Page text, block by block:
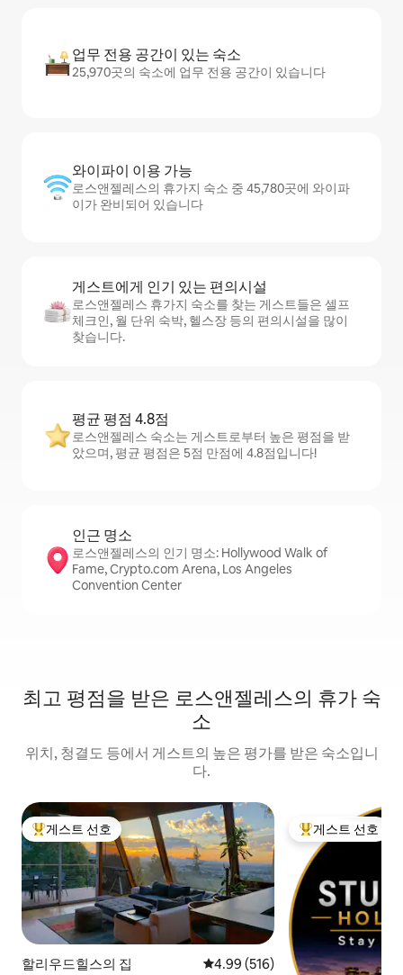
업무 전용 공간이 있는 숙소
25,970곳의 숙소에 업무 전용 공간이 있습니다
와이파이 이용 가능
로스앤젤레스의 휴가지 숙소 중 45,780곳에 와이파
이가 완비되어 있습니다
게스트에게 인기 있는 편의시설
로스앤젤레스 휴가지 숙소를 찾는 게스트들은 셀프
체크인, 월 단위 숙박, 헬스장 등의 편의시설을 많이
찾습니다.
평균 평점 4.8점
로스앤젤레스 숙소는 게스트로부터 높은 평점을 받
았으며, 평균 평점은 5점 만점에 4.8점입니다!
인근 명소
로스앤젤레스의 인기 명소: Hollywood Walk of
Fame, Crypto.com Arena, Los Angeles
Convention Center
최고 평점을 받은 로스앤젤레스의 휴가 숙
소
위치, 청결도 등에서 게스트의 높은 평가를 받은 숙소입니
다.
상위 게스트 선호
게스트 선호
할리우드힐스의 집 평점 4.99점(5점 만점), 후기 516
4.99 (516)
상위 게스트 선호
게스트 선호